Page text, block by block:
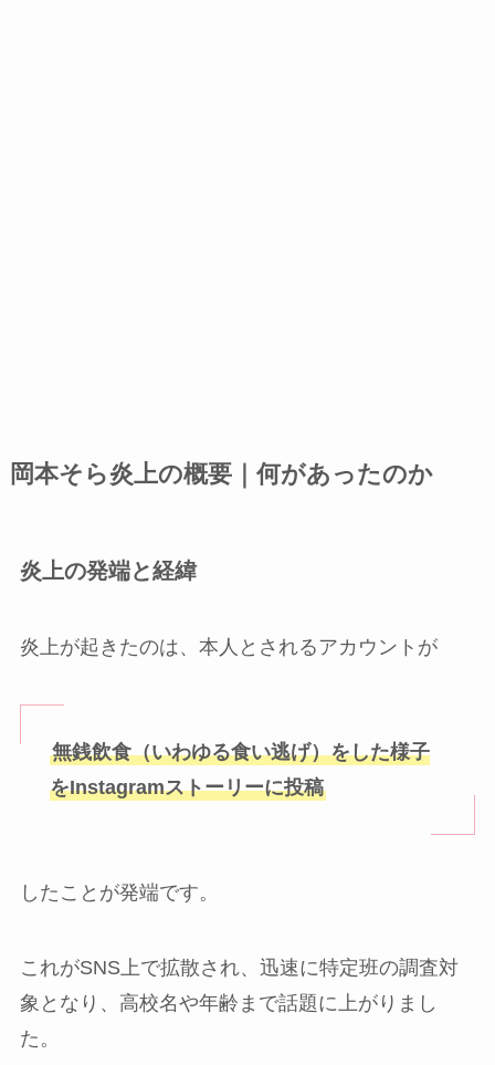
岡本そら炎上の概要｜何があったのか
炎上の発端と経緯
炎上が起きたのは、本人とされるアカウントが
無銭飲食（いわゆる食い逃げ）をした様子
をInstagramストーリーに投稿
したことが発端です。
これがSNS上で拡散され、迅速に特定班の調査対
象となり、高校名や年齢まで話題に上がりまし
た。